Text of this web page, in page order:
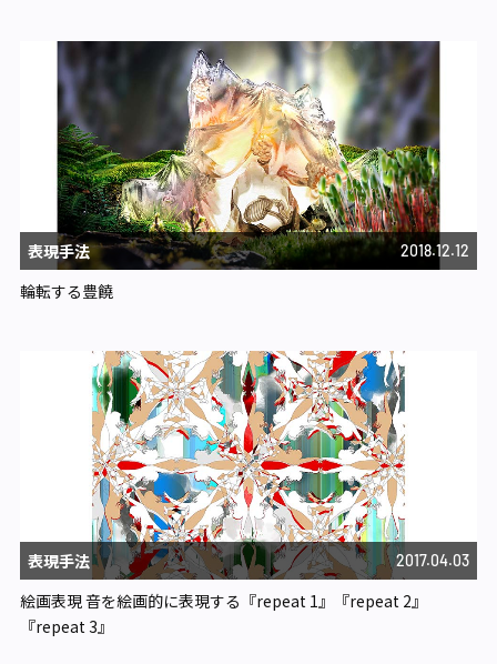
表現手法 2018.12.12
輪転する豊饒
表現手法 2017.04.03
絵画表現 音を絵画的に表現する『repeat 1』『repeat 2』
『repeat 3』